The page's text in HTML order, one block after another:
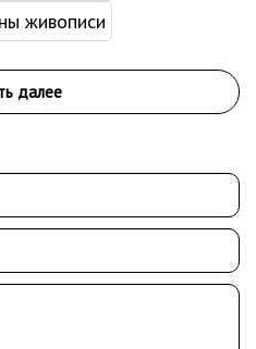
живописи